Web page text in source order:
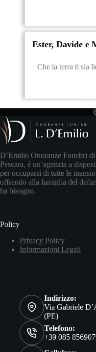
Ester, Davide e
Che la terra ti sia
D’Emilio Onoranze Funebri
Pescara, è un’agenzia a
per occuparsi di tutte le
offrendo alla famiglia del
ha bisogno.
Policy
Privacy Policy
Informazioni Legali
Indirizzo:
Via Gabriele
(PE)
Telefono:
+39 085